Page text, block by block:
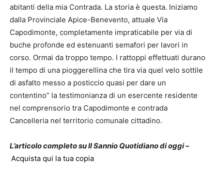
abitanti della mia Contrada. La storia è questa. Iniziamo
dalla Provinciale Apice-Benevento, attuale Via
Capodimonte, completamente impraticabile per via di
buche profonde ed estenuanti semafori per lavori in
corso. Ormai da troppo tempo. I rattoppi effettuati durano
il tempo di una pioggerellina che tira via quel velo sottile
di asfalto messo a posticcio quasi per dare un
contentino” la testimonianza di un esercente residente
nel comprensorio tra Capodimonte e contrada
Cancelleria nel territorio comunale cittadino.
L’articolo completo su Il Sannio Quotidiano di oggi –
Acquista qui la tua copia